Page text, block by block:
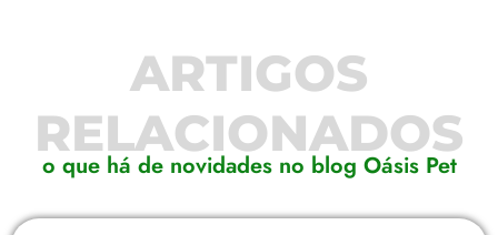
ARTIGOS
RELACIONADOS
o que há de novidades no blog Oásis Pet